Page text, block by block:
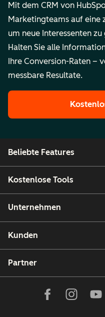
Mit dem CRM von
Marketingteams auf eine
um neue Interessenten
Halten Sie alle
Ihre Conversion-Raten –
messbare Resultate.
Beliebte Features
Kostenlose Tools
Unternehmen
Kunden
Partner